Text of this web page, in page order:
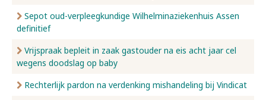
Sepot oud-verpleegkundige Wilhelminaziekenhuis Assen
definitief
Vrijspraak bepleit in zaak gastouder na eis acht jaar cel
wegens doodslag op baby
Rechterlijk pardon na verdenking mishandeling bij Vindicat